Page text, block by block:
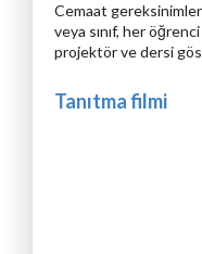
Cemaat gereksinimler
veya sınıf, her
projektör ve dersi
Tanıtma filmi